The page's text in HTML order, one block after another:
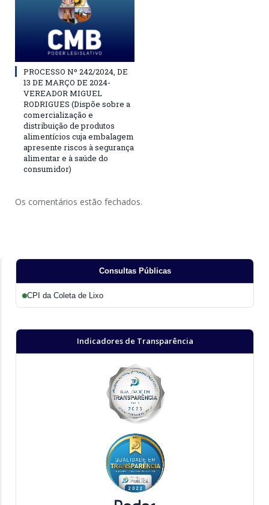
PROCESSO Nº 242/2024, DE
13 DE MARÇO DE 2024-
VEREADOR MIGUEL
RODRIGUES (Dispõe sobre a
comercialização e
distribuição de produtos
alimentícios cuja embalagem
apresente riscos à segurança
alimentar e à saúde do
consumidor)
Os comentários estão fechados.
Consultas Públicas
CPI da Coleta de Lixo
Indicadores de Transparência